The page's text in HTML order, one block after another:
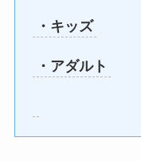
・キッズ
・アダルト